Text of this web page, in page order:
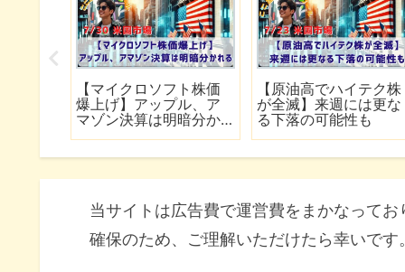
【TSMC増益の神決算で
も株価下落】ネットフ
リックスの決算は予想
【スペースXが公開価
割れ】FOMCで何が語
れるのか
当サイトは広告費で運営費をまかなって
確保のため、ご理解いただけたら幸いです